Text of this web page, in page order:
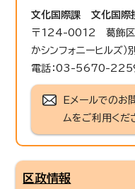
文化国際課
文化国際
〒124-0012 葛飾区
かシンフォニーヒルズ）
電話：03-5670-
Eメールでのお
ムをご利用くだ
区政情報